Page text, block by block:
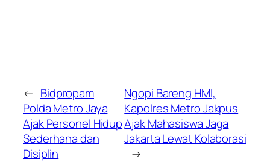
← Bidpropam
Polda Metro Jaya
Ajak Personel Hidup
Sederhana dan
Disiplin
Ngopi Bareng HMI,
Kapolres Metro Jakpus
Ajak Mahasiswa Jaga
Jakarta Lewat Kolaborasi
→